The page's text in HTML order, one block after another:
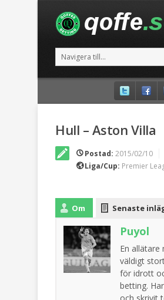
Hull – Aston Villa
Postad: 2015/02/10
Liga/Cup: Premier
Om Senaste
Puyol
En allätare
väldigt
för idrott
betting.